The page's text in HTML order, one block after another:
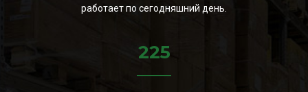
работает по сегодняшний день.
225